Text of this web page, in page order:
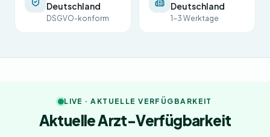
Deutschland
DSGVO-konform
Deutschland
1-3 Werktage
LIVE · AKTUELLE VERFÜGBARKEIT
Aktuelle Arzt-Verfügbarkeit